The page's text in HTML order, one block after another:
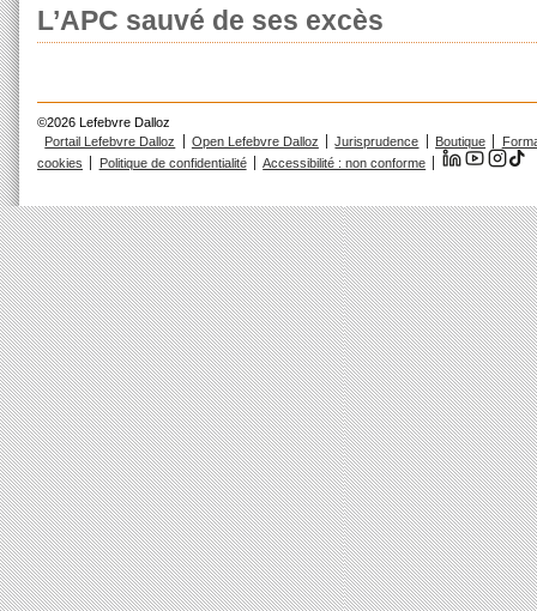
L’APC sauvé de ses excès
©2026 Lefebvre Dalloz
Portail Lefebvre Dalloz
Open Lefebvre Dalloz Jurisprudence Boutique
cookies
Politique de confidentialité Accessibilité : non conforme